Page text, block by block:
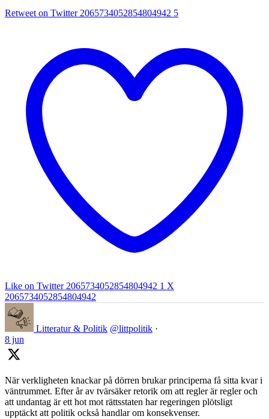
Retweet on Twitter 2065734052854804942 5
Like on Twitter 2065734052854804942 1 X
2065734052854804942
Litteratur & Politik @littpolitik ·
8 jun
När verkligheten knackar på dörren brukar principerna få sitta kvar i
väntrummet. Efter år av tvärsäker retorik om att regler är regler och
att undantag är ett hot mot rättsstaten har regeringen plötsligt
upptäckt att politik också handlar om konsekvenser.